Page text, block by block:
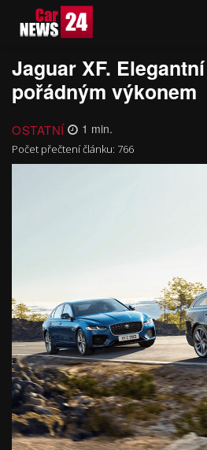
Jaguar XF.
pořádným výkonem
OSTATNÍ 1 min.
Počet přečtení článku: 766